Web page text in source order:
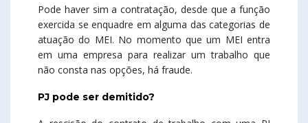
Pode haver sim a contratação, desde que a função
exercida se enquadre em alguma das categorias de
atuação do MEI. No momento que um MEI entra
em uma empresa para realizar um trabalho que
não consta nas opções, há fraude.
PJ pode ser demitido?